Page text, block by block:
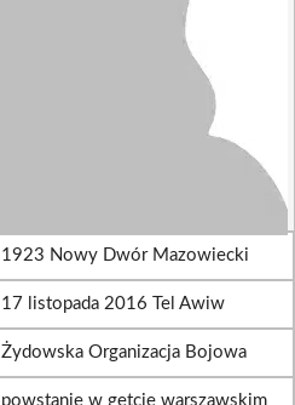
1923 Nowy Dwór Mazowiecki
17 listopada 2016 Tel Awiw
Żydowska Organizacja Bojowa
powstanie w getcie warszawskim